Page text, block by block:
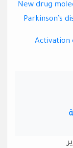
New drug
Parkinson’s
Activation